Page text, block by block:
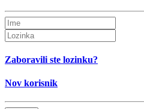
Zaboravili ste lozinku?
Nov korisnik